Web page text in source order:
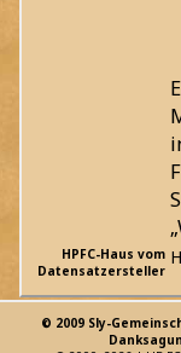
HPFC-Haus vom
Datensatzersteller
© 2009 Sly-